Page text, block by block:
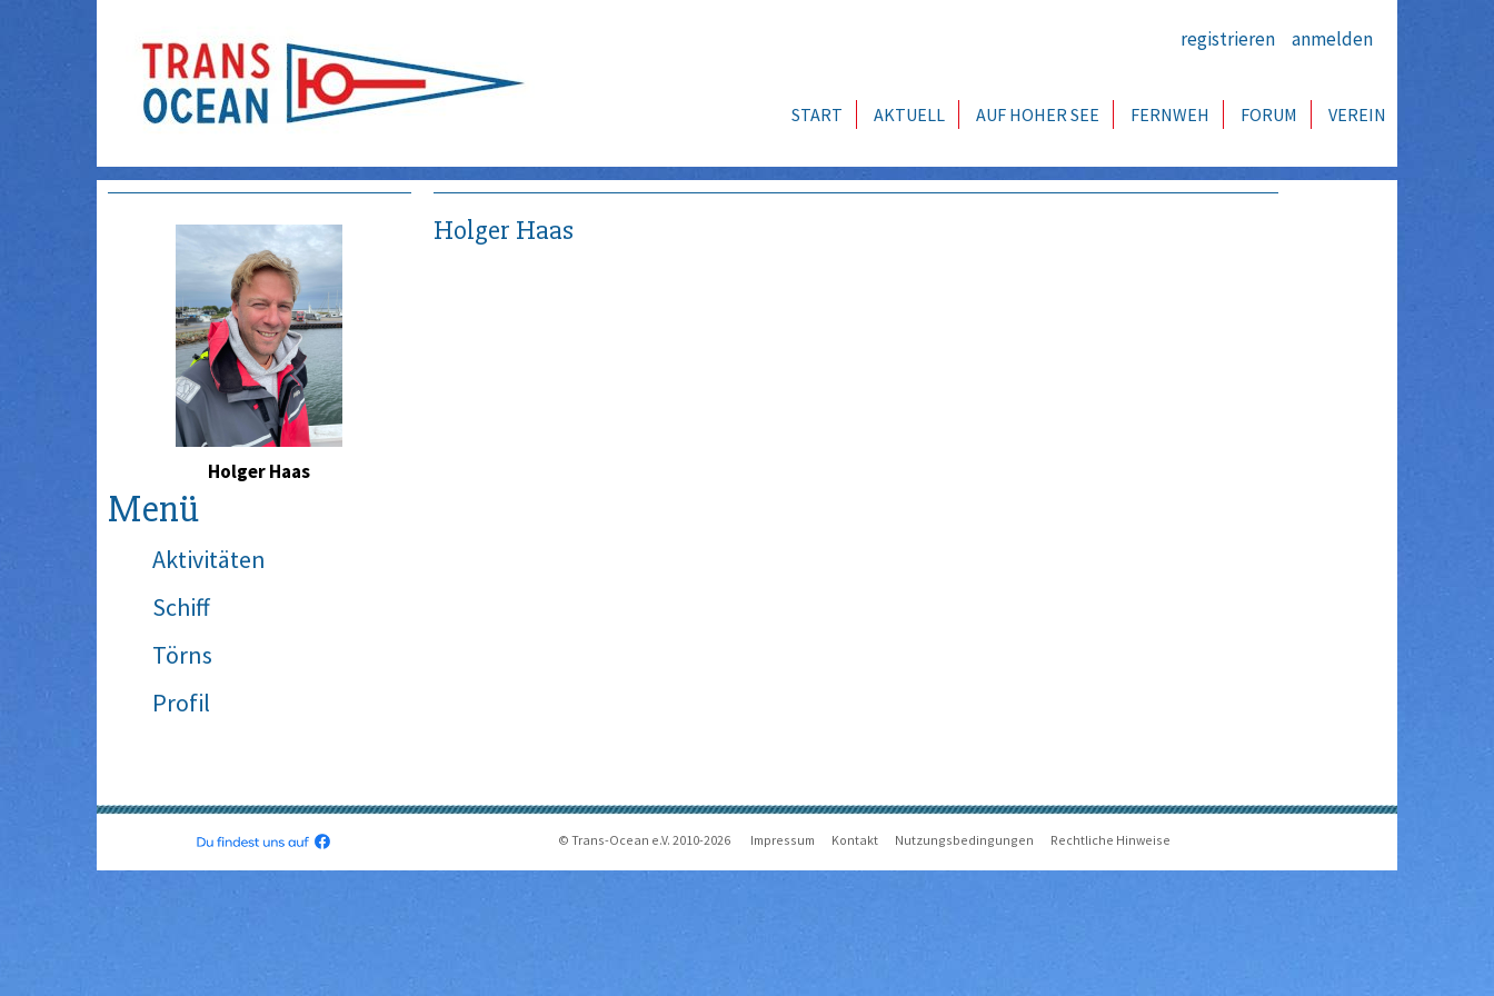
registrieren anmelden
START AKTUELL AUF HOHER SEE FERNWEH FORUM VEREIN
Holger Haas
Menü
Aktivitäten
Schiff
Törns
Profil
Holger Haas
© Trans-Ocean e.V. 2010-2026 Impressum Kontakt Nutzungsbedingungen Rechtliche Hinweise